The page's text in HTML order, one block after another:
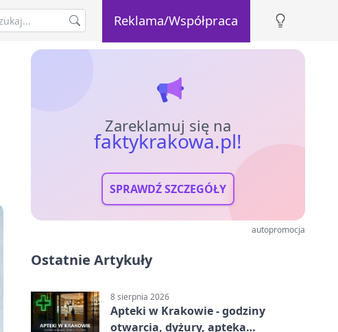
Reklama/Współpraca
Zareklamuj się na
faktykrakowa.pl!
SPRAWDŹ SZCZEGÓŁY
autopromocja
Ostatnie Artykuły
8 sierpnia 2026
Apteki w Krakowie - godziny
otwarcia, dyżury, apteka